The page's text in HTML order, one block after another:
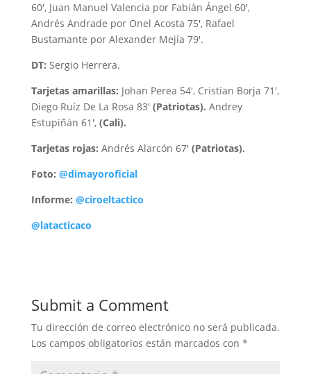
60′, Juan Manuel Valencia por Fabián Ángel 60′,
Andrés Andrade por Onel Acosta 75′, Rafael
Bustamante por Alexander Mejía 79′.
DT: Sergio Herrera.
Tarjetas amarillas: Johan Perea 54′, Cristian Borja 71′,
Diego Ruíz De La Rosa 83′ (Patriotas). Andrey
Estupiñán 61′, (Cali).
Tarjetas rojas: Andrés Alarcón 67′ (Patriotas).
Foto: @dimayoroficial
Informe: @ciroeltactico
@latacticaco
Submit a Comment
Tu dirección de correo electrónico no será publicada.
Los campos obligatorios están marcados con *